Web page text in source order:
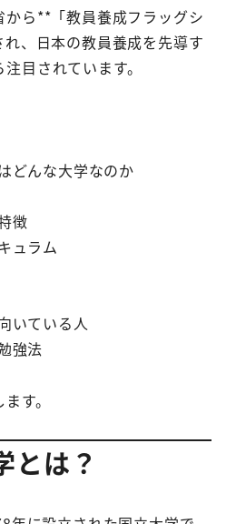
ら**「教員養成フラッグシ
、日本の教員養成を先導す
目されています。
どんな大学なのか
徴
ュラム
いている人
強法
す。
とは？